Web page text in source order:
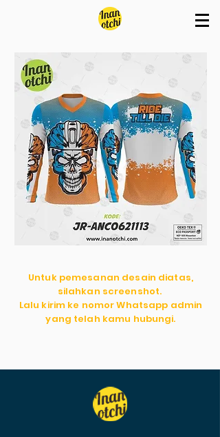
Untuk pemesanan desain diatas,
silahkan screenshot.
Lalu kirim ke nomor Whatsapp admin
yang telah kamu hubungi.